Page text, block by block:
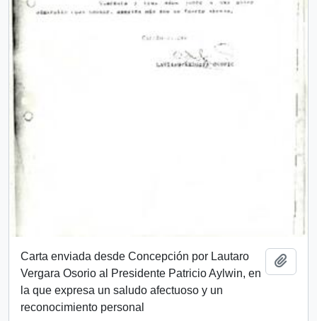
Carta enviada desde Concepción por Lautaro
Vergara Osorio al Presidente Patricio Aylwin, en
la que expresa un saludo afectuoso y un
reconocimiento personal